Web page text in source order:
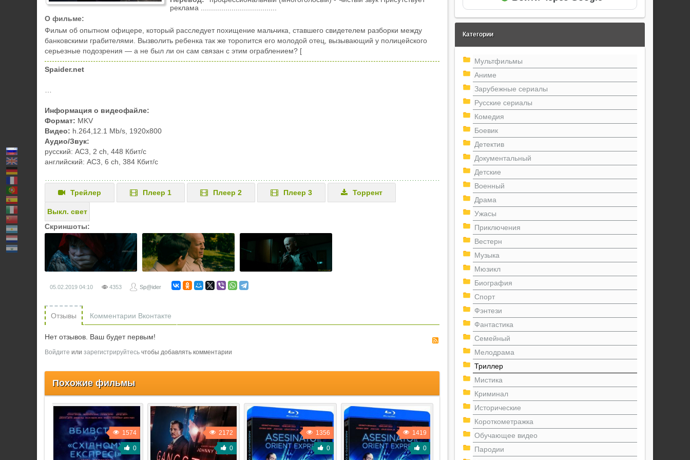
реклама .....................................
О фильме:
Фильм об опытном офицере, который расследует похищение мальчика, ставшего свидетелем разборки между
банковскими грабителями. Вызволить ребенка так же торопится его молодой отец, вызывающий у полицейского
серьезные подозрения — а не был ли он сам связан с этим ограблением? [
Spaider.net
Информация о видеофайле:
Формат: MKV
Видео: h.264,12.1 Mb/s, 1920x800
Аудио/Звук:
русский: AC3, 2 ch, 448 Кбит/с
английский: AC3, 6 ch, 384 Кбит/с
Трейлер Плеер 1 Плеер 2 Плеер 3 Торрент
Выкл. свет
Скриншоты:
05.02.2019 04:10 4353 Sp@ider
Отзывы Комментарии Вконтакте
Нет отзывов. Ваш будет первым!
Войдите или зарегистрируйтесь чтобы добавлять комментарии
Похожие фильмы
1574
0
2172
0
1356
0
1419
0
Категории
Мультфильмы
Аниме
Зарубежные сериалы
Русские сериалы
Комедия
Боевик
Детектив
Документальный
Детские
Военный
Драма
Ужасы
Приключения
Вестерн
Музыка
Мюзикл
Биография
Спорт
Фэнтези
Фантастика
Семейный
Мелодрама
Триллер
Мистика
Криминал
Исторические
Короткометражка
Обучающее видео
Пародии